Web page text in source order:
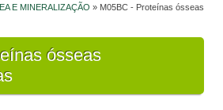
E MINERALIZAÇÃO » M05BC - Proteínas ósseas
ósseas